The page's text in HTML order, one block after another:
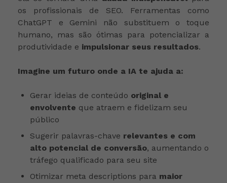
os profissionais de SEO. Ferramentas como
ChatGPT e Gemini não substituem o toque
humano, mas são ótimas para potencializar a
produtividade e impulsionar seus resultados.
Imagine um futuro onde a IA te ajuda a:
Gerar ideias de conteúdo original e
envolvente que atraem e fidelizam seu
público
Sugerir palavras-chave relevantes e com
alto potencial de conversão, aumentando o
tráfego qualificado para seu site
Otimizar meta descriptions para maior